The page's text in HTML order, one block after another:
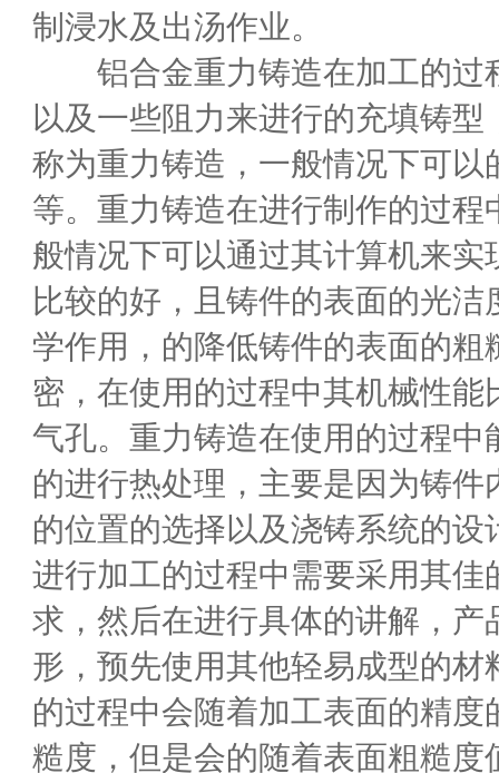
制浸水及出汤作业。
铝合金重力铸造在加工的过
以及一些阻力来进行的充填铸
称为重力铸造，一般情况下可
等。重力铸造在进行制作的过
般情况下可以通过其计算机来
比较的好，且铸件的表面的光
学作用，的降低铸件的表面的
密，在使用的过程中其机械性
气孔。重力铸造在使用的过程
的进行热处理，主要是因为铸
的位置的选择以及浇铸系统的
进行加工的过程中需要采用其
求，然后在进行具体的讲解，
形，预先使用其他轻易成型的
的过程中会随着加工表面的精
糙度，但是会的随着表面粗糙